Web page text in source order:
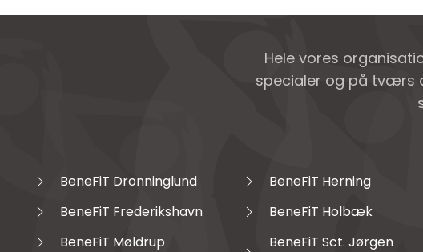
Hele vores
specialer og på tværs
BeneFiT Dronninglund
BeneFiT Frederikshavn
BeneFiT Møldrup
BeneFiT Herning
BeneFiT Holbæk
BeneFiT Sct. Jørgen